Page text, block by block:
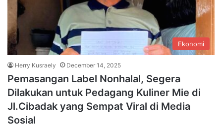
Ekonomi
Herry Kusraely December 14, 2025
Pemasangan Label Nonhalal, Segera
Dilakukan untuk Pedagang Kuliner Mie di
Jl.Cibadak yang Sempat Viral di Media
Sosial